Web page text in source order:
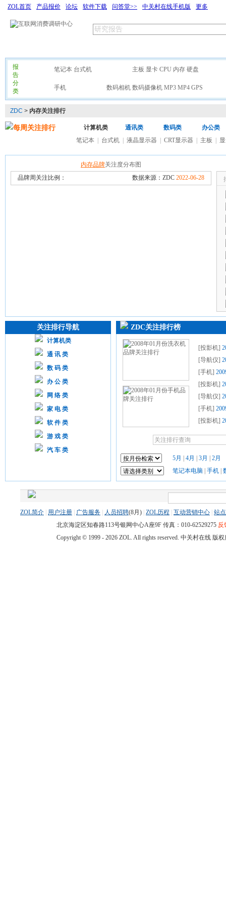
ZOL首页 产品报价 论坛 软件下载 问答堂>> 中关村在线手机版 更多
报
告
分
类
笔记本 台式机 主板 显卡 CPU 内存 硬盘
手机 数码相机 数码摄像机 MP3 MP4 GPS
ZDC > 内存关注排行
每周关注排行 计算机类 通讯类 数码类
办公类
笔记本| 台式机| 液晶显示器 CRT显示器 主板
内存品牌关注度分布图
品牌周关注比例：
数据来源：ZDC 2022-06-28
关注排行导航
计算机类
通 讯 类
数 码 类
办 公 类
网 络 类
家 电 类
软 件 类
游 戏 类
汽 车 类
ZDC关注排行榜
[投影机]
[导航仪]
[手机]
[投影机]
[导航仪]
[手机]
[投影机]
5月 4月 3月
2月
笔记本电脑
手机
ZOL简介 用户注册 广告服务 人员招聘(8月) ZOL历程 互动营销中心 站
北京海淀区知春路113号银网中心A座9F 传真：010-62529275 反
Copyright © 1999 - 2026 ZOL. All rights reserved. 中关村在线 版